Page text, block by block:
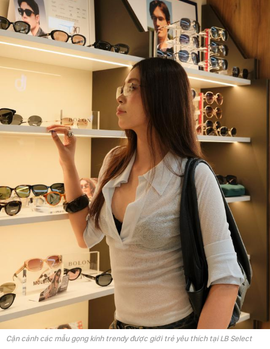
Cận cảnh các mẫu gọng kính trendy được giới trẻ yêu thích tại LB Select